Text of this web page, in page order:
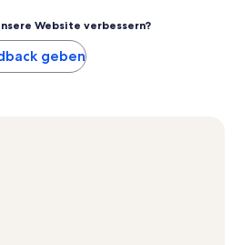
Website verbessern?
geben